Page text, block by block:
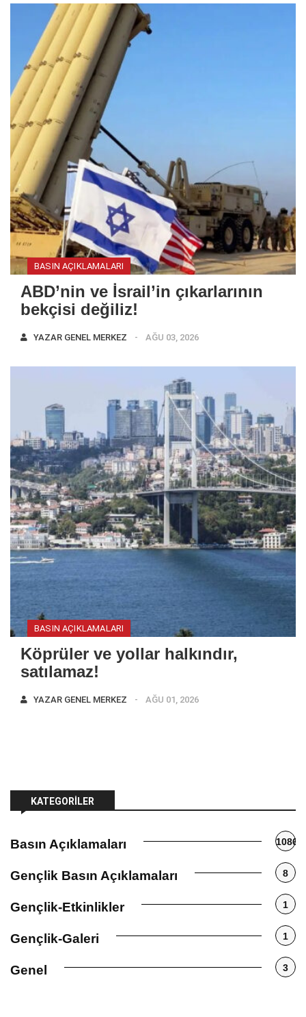
BASIN AÇIKLAMALARI
ABD’nin ve İsrail’in çıkarlarının
bekçisi değiliz!
YAZAR GENEL MERKEZ AĞU 03, 2026
BASIN AÇIKLAMALARI
Köprüler ve yollar halkındır,
satılamaz!
YAZAR GENEL MERKEZ AĞU 01, 2026
KATEGORILER
Basın Açıklamaları 1086
Gençlik Basın Açıklamaları 8
Gençlik-Etkinlikler 1
Gençlik-Galeri 1
Genel 3